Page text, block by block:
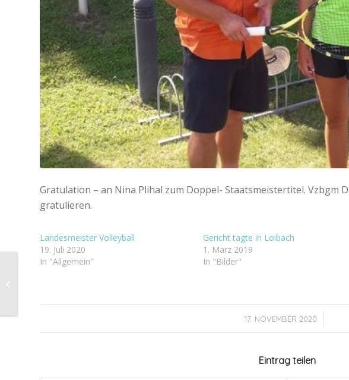
Gratulation – an Nina Plihal zum Doppel- Staatsmeistertitel. Vzbgm
gratulieren.
Landesmeister Volleyball
19. Juli 2020
In "Allgemein"
Gericht tagte in Loibach
1. März 2019
In "Bilder"
17. NOVEMBER 2020
/
Eintrag teilen